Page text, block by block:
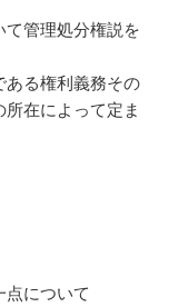
て管理処分権説を
ある権利義務その
在によって定ま
について